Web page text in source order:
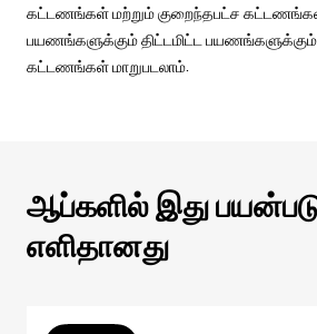
கட்டணங்கள் மற்றும் குறைந்தபட்ச
பயணங்களுக்கும் திட்டமிட்ட
கட்டணங்கள் மாறுபடலாம்.
ஆப்களில் இது
எளிதானது